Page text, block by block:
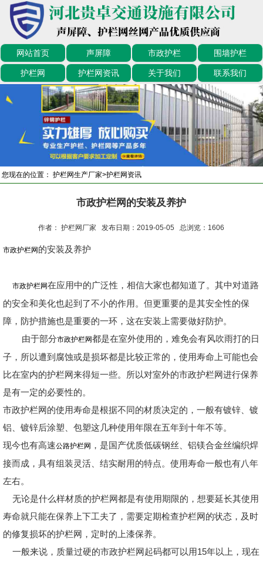
网站首页 声屏障 市政护栏 围墙护栏
护栏网 护栏网资讯 关于我们 联系我们
您现在的位置： 护栏网生产厂家>护栏网资讯
市政护栏网的安装及养护
作者： 护栏网厂家 发布日期：2019-05-05 总浏览： 1606
市政护栏网的安装及养护
市政护栏网在应用中的广泛性，相信大家也都知道了。其中对道路
的安全和美化也起到了不小的作用。但更重要的是其安全性的保
障，防护措施也是重要的一环，这在安装上需要做好防护。
由于部分市政护栏网都是在室外使用的，难免会有风吹雨打的日
子，所以遭到腐蚀或是损坏都是比较正常的，使用寿命上可能也会
比在室内的护栏网来得短一些。所以对室外的市政护栏网进行保养
是有一定的必要性的。
市政护栏网的使用寿命是根据不同的材质决定的，一般有镀锌、镀
铝、镀锌后涂塑、包塑这几种使用年限在五年到十年不等。
现今也有高速公路护栏网 ，是国产优质低碳钢丝、铝镁合金丝编织焊
接而成，具有组装灵活、结实耐用的特点。使用寿命一般也有八年
左右。
无论是什么样材质的护栏网都是有使用期限的，想要延长其使用
寿命就只能在保养上下工夫了，需要定期检查护栏网的状态，及时
的修复损坏的护栏网，定时的上漆保养。
一般来说，质量过硬的市政护栏网起码都可以用15年以上，现在